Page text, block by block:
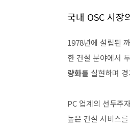
국내 OSC 시장
1978년에 설립된
한 건설 분야에서
량화를 실현하며
PC 업계의 선두주
높은 건설 서비스